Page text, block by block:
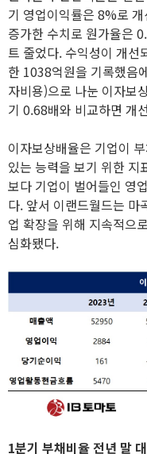
기 영업이익률은 8%로
증가한 수치로 원가율은
트 줄었다. 수익성이 개선
한 1038억원을 기록했음
자비용)으로 나눈 이자보
기 0.68배와 비교하면 개
이자보상배율은 기업이
있는 능력을 보기 위한 지
보다 기업이 벌어들인 영
다. 앞서 이랜드월드는 마
업 확장을 위해 지속적으
심화됐다.
1분기 부채비율 전년 말